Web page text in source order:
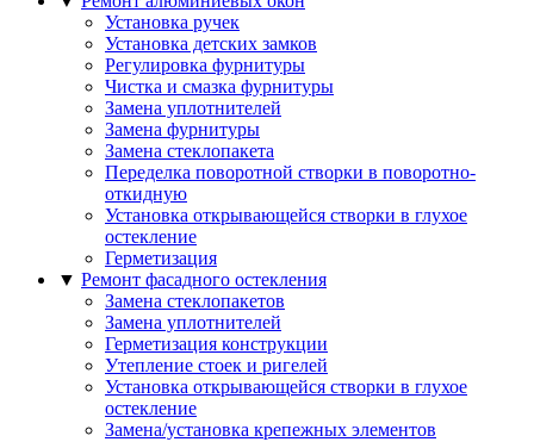
Установка ручек
Установка детских замков
Регулировка фурнитуры
Чистка и смазка фурнитуры
Замена уплотнителей
Замена фурнитуры
Замена стеклопакета
Переделка поворотной створки в поворотно-
откидную
Установка открывающейся створки в глухое
остекление
Герметизация
▼ Ремонт фасадного остекления
Замена стеклопакетов
Замена уплотнителей
Герметизация конструкции
Утепление стоек и ригелей
Установка открывающейся створки в глухое
остекление
Замена/установка крепежных элементов